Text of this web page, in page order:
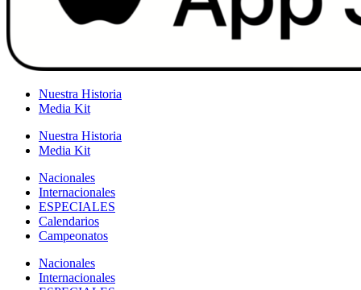
Nuestra Historia
Media Kit
Nuestra Historia
Media Kit
Nacionales
Internacionales
ESPECIALES
Calendarios
Campeonatos
Nacionales
Internacionales